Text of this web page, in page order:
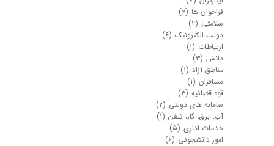
فراخوان ها (۲)
سلامتی (۲)
دولت الکترونیک (۶)
ارتباطات (۱)
دانش (۳)
مناطق آزاد (۱)
مسافران (۱)
قوه قضائیه (۳)
سامانه های دولتی (۲)
آب، برق، گاز، تلفن (۱)
خدمات اداری (۵)
امور دانشجوئی (۶)